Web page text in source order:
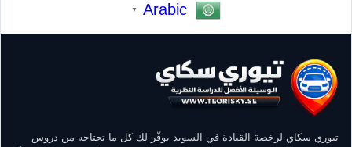
Arabic
▼
تيوري سكاي لرخصة القيادة في السويد يوفّر لك كل ما تحتاجه من دروس